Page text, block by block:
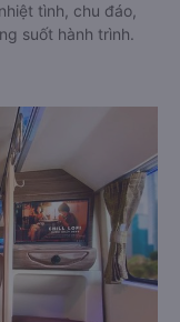
tình, chu đáo,
suốt hành trình.